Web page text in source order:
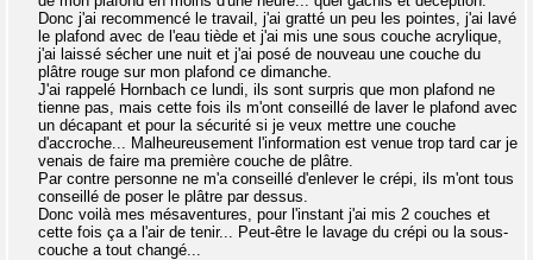
Donc j'ai recommencé le travail, j'ai gratté un peu les pointes, j'ai lavé
le plafond avec de l'eau tiède et j'ai mis une sous couche acrylique,
j'ai laissé sécher une nuit et j'ai posé de nouveau une couche du
plâtre rouge sur mon plafond ce dimanche.
J'ai rappelé Hornbach ce lundi, ils sont surpris que mon plafond ne
tienne pas, mais cette fois ils m'ont conseillé de laver le plafond avec
un décapant et pour la sécurité si je veux mettre une couche
d'accroche... Malheureusement l'information est venue trop tard car je
venais de faire ma première couche de plâtre.
Par contre personne ne m'a conseillé d'enlever le crépi, ils m'ont tous
conseillé de poser le plâtre par dessus.
Donc voilà mes mésaventures, pour l'instant j'ai mis 2 couches et
cette fois ça a l'air de tenir... Peut-être le lavage du crépi ou la sous-
couche a tout changé...